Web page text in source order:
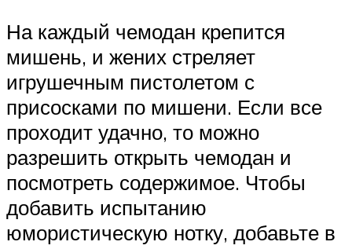
На каждый чемодан крепится
мишень, и жених стреляет
игрушечным пистолетом с
присосками по мишени. Если все
проходит удачно, то можно
разрешить открыть чемодан и
посмотреть содержимое. Чтобы
добавить испытанию
юмористическую нотку, добавьте в